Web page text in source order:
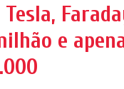
ou automático
como opcional.
e